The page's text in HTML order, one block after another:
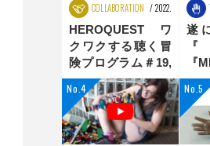
COLLABORATION 2022.08.25
HEROQUEST ワ
クワクする聴く冒
険プログラム＃19,
＃20 ダンス編
遂
『
テ
ン
時